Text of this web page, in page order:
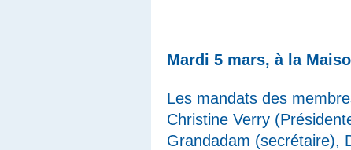
Mardi 5 mars, à la
Les mandats des
Christine Verry (
Grandadam (secrétaire),